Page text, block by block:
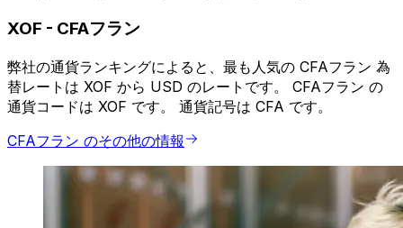
XOF - CFAフラン
弊社の通貨ランキングによると、最も人気の CFAフラン 為
替レートは XOF から USD のレートです。 CFAフラン の
通貨コードは XOF です。 通貨記号は CFA です。
CFAフラン のその他の情報